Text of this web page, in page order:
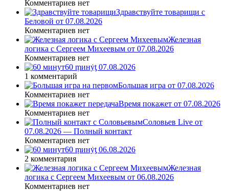
Комментариев нет
Здравствуйте товарищи с
Беловой от 07.08.2026
Комментариев нет
Железная
логика с Сергеем Михеевым от 07.08.2026
Комментариев нет
60 ṃинẏƫ 07.08.2026
1 комментарий
Большая игра от 07.08.2026
Комментариев нет
Время покажет от 07.08.2026
Комментариев нет
Соловьев Live от
07.08.2026 — Полный контакт
Комментариев нет
60 ṃинẏƫ 06.08.2026
2 комментария
Железная
логика с Сергеем Михеевым от 06.08.2026
Комментариев нет